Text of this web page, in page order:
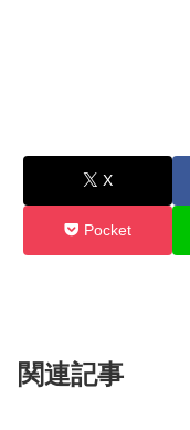
X
Pocket
関連記事